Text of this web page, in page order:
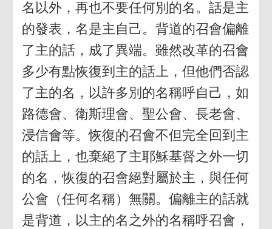
名以外，再也不要任何別的名。話是主
的發表，名是主自己。背道的召會偏離
了主的話，成了異端。雖然改革的召會
多少有點恢復到主的話上，但他們否認
了主的名，以許多別的名稱呼自己，如
路德會、衛斯理會、聖公會、長老會、
浸信會等。恢復的召會不但完全回到主
的話上，也棄絕了主耶穌基督之外一切
的名，恢復的召會絕對屬於主，與任何
公會（任何名稱）無關。偏離主的話就
是背道，以主的名之外的名稱呼召會，